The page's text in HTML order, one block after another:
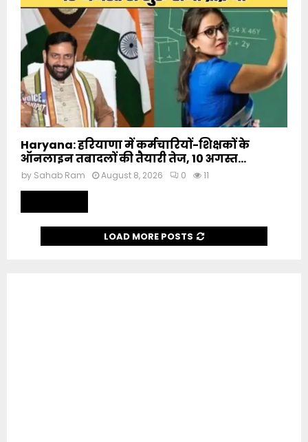
Haryana: हरियाणा में कर्मचारियों-शिक्षकों के
ऑनलाइन तबादलों की तैयारी तेज, 10 अगस्त...
by Sahab Ram August 8, 2026 0 11
LOAD MORE POSTS